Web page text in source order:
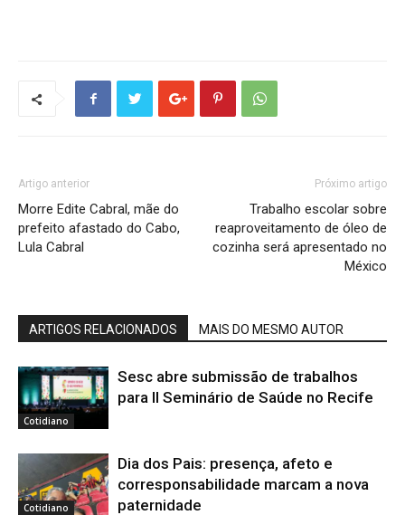
Artigo anterior
Morre Edite Cabral, mãe do
prefeito afastado do Cabo,
Lula Cabral
Próximo artigo
Trabalho escolar sobre
reaproveitamento de óleo de
cozinha será apresentado no
México
ARTIGOS RELACIONADOS MAIS DO MESMO AUTOR
Cotidiano
Sesc abre submissão de trabalhos
para II Seminário de Saúde no Recife
Cotidiano
Dia dos Pais: presença, afeto e
corresponsabilidade marcam a nova
paternidade